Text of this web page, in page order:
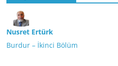
Nusret Ertürk
Burdur – İkinci Bölüm